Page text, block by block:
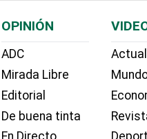
OPINIÓN
ADC
Mirada Libre
Editorial
De buena tinta